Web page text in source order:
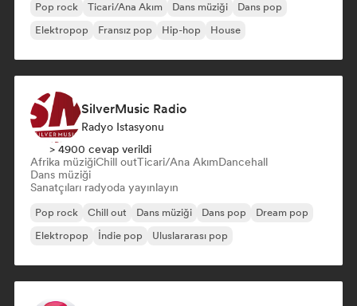
Pop rock Ticari/Ana Akım Dans müziği
Dans pop
Elektropop
Fransız pop Hip-hop House
SilverMusic Radio
Radyo Istasyonu
> 4900 cevap verildi
Afrika müziğiChill outTicari/Ana AkımDancehall
Dans müziği
Sanatçıları radyoda yayınlayın
Pop rock Chill out Dans müziği Dans pop
Dream pop
Elektropop
İndie pop Uluslararası pop